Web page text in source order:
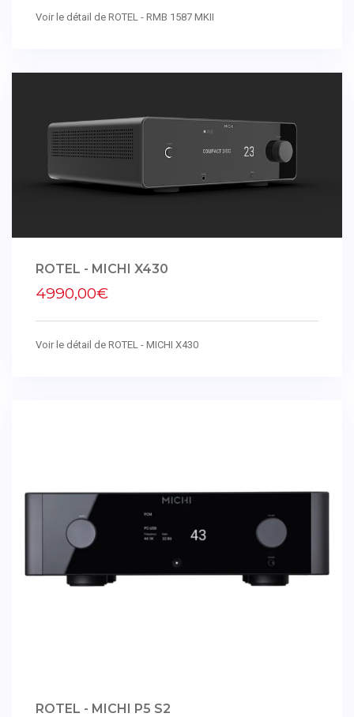
Voir le détail de ROTEL - RMB 1587 MKII
ROTEL - MICHI X430
4990,00€
Voir le détail de ROTEL - MICHI X430
ROTEL - MICHI P5 S2